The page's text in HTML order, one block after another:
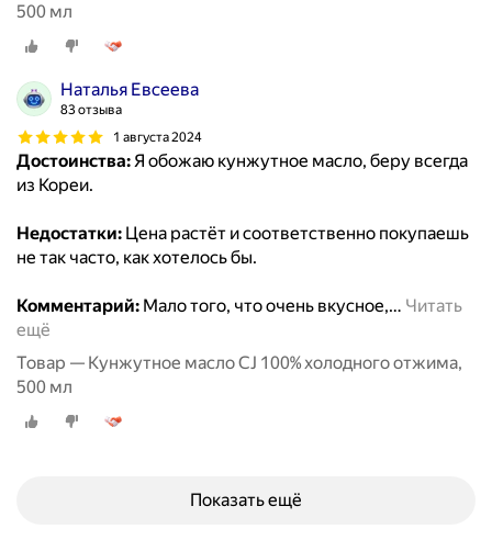
500 мл
Наталья Евсеева
83 отзыва
1 августа 2024
Достоинства:Я обожаю кунжутное масло, беру всегда
из Кореи.
Недостатки: Цена растёт и соответственно покупаешь
не так часто, как хотелось бы.
Комментарий: Мало того, что очень вкусное,… Читать
ещё
Товар — Кунжутное масло CJ 100% холодного отжима,
500 мл
Показать ещё